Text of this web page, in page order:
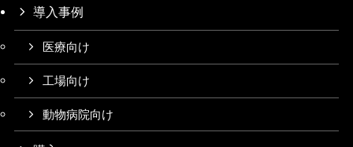
導入事例
医療向け
工場向け
動物病院向け